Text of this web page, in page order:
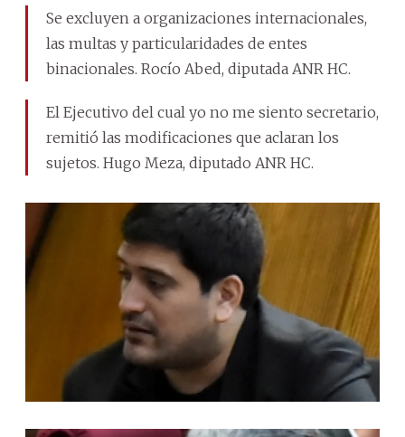
Se excluyen a organizaciones internacionales,
las multas y particularidades de entes
binacionales. Rocío Abed, diputada ANR HC.
El Ejecutivo del cual yo no me siento secretario,
remitió las modificaciones que aclaran los
sujetos. Hugo Meza, diputado ANR HC.